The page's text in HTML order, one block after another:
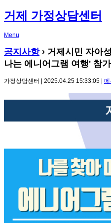
거제 가정상담센터
Menu
공지사항› 거제시민 자아
나는 에니어그램 여행' 참
가정상담센터 | 2025.04.25 15:33:05 | 메